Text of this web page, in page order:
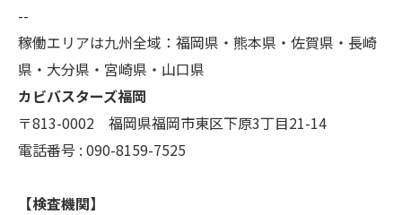
--
稼働エリアは九州全域：福岡県・熊本県・佐賀県・長崎
県・大分県・宮崎県・山口県
カビバスターズ福岡
〒813-0002 福岡県福岡市東区下原3丁目21-14
電話番号 : 090-8159-7525
【検査機関】